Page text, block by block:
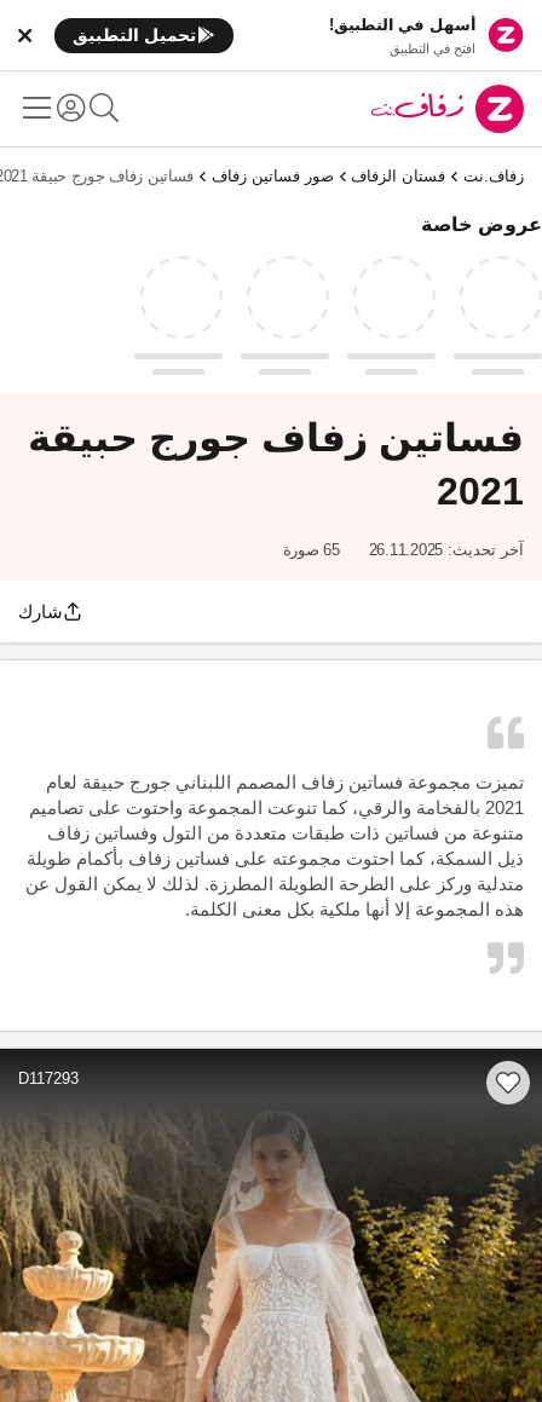
أسهل في التطبيق!
افتح في التطبيق
تحميل التطبيق
زفاف.نت فستان الزفاف صور فساتين زفاف فساتين زفاف جورج حبيقة 2021
عروض خاصة
فساتين زفاف جورج حبيقة
2021
آخر تحديث: 65 صورة
شارك
تميزت مجموعة فساتين زفاف المصمم اللبناني جورج حبيقة لعام
2021 بالفخامة والرقي، كما تنوعت المجموعة واحتوت على تصاميم
متنوعة من فساتين ذات طبقات متعددة من التول وفساتين زفاف
ذيل السمكة، كما احتوت مجموعته على فساتين زفاف بأكمام طويلة
متدلية وركز على الطرحة الطويلة المطرزة. لذلك لا يمكن القول عن
هذه المجموعة إلا أنها ملكية بكل معنى الكلمة.
D117293